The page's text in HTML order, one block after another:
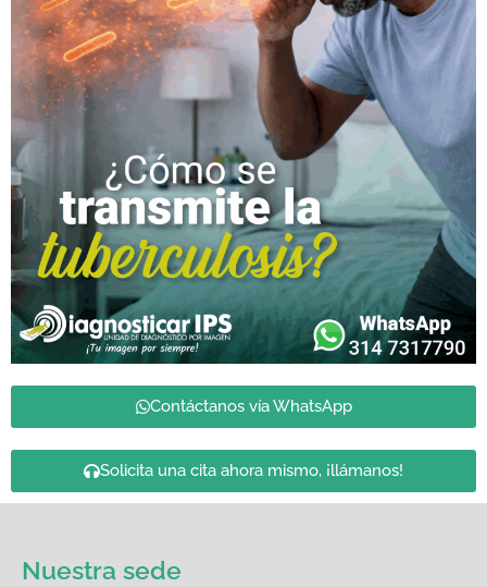
Contáctanos vía WhatsApp
Solicita una cita ahora mismo, ¡llámanos!
Nuestra sede